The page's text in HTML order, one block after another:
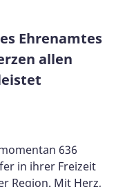
Ehrenamtes
allen
636
in ihrer Freizeit
Region. Mit Herz,